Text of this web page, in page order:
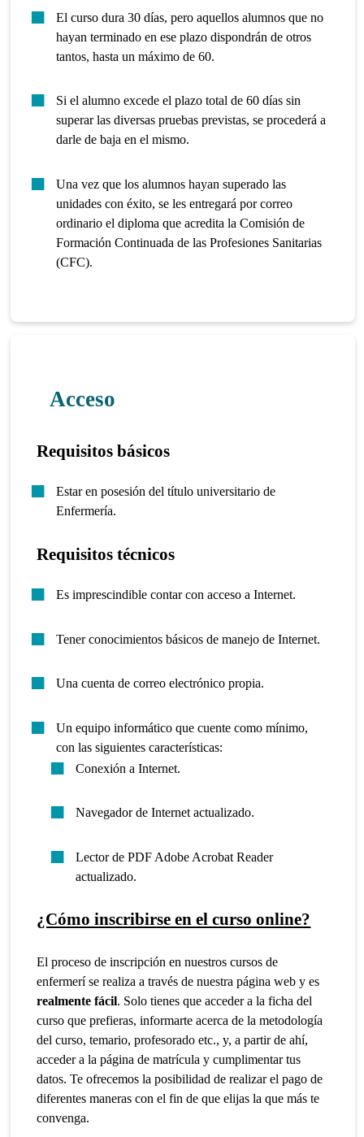
El curso dura 30 días, pero aquellos alumnos que no
hayan terminado en ese plazo dispondrán de otros
tantos, hasta un máximo de 60.
Si el alumno excede el plazo total de 60 días sin
superar las diversas pruebas previstas, se procederá a
darle de baja en el mismo.
Una vez que los alumnos hayan superado las
unidades con éxito, se les entregará por correo
ordinario el diploma que acredita la Comisión de
Formación Continuada de las Profesiones Sanitarias
(CFC).
Acceso
Requisitos básicos
Estar en posesión del título universitario de
Enfermería.
Requisitos técnicos
Es imprescindible contar con acceso a Internet.
Tener conocimientos básicos de manejo de Internet.
Una cuenta de correo electrónico propia.
Un equipo informático que cuente como mínimo,
con las siguientes características:
Conexión a Internet.
Navegador de Internet actualizado.
Lector de PDF Adobe Acrobat Reader
actualizado.
¿Cómo inscribirse en el curso online?
El proceso de inscripción en nuestros cursos de
enfermerí se realiza a través de nuestra página web y es
realmente fácil. Solo tienes que acceder a la ficha del
curso que prefieras, informarte acerca de la metodología
del curso, temario, profesorado etc., y, a partir de ahí,
acceder a la página de matrícula y cumplimentar tus
datos. Te ofrecemos la posibilidad de realizar el pago de
diferentes maneras con el fin de que elijas la que más te
convenga.